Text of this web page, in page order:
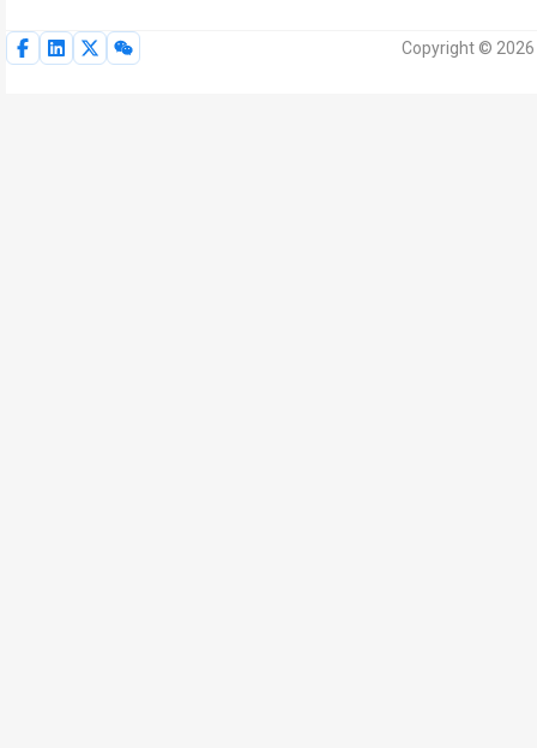
Copyright © 2026